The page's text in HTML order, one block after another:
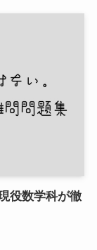
役数学科が徹